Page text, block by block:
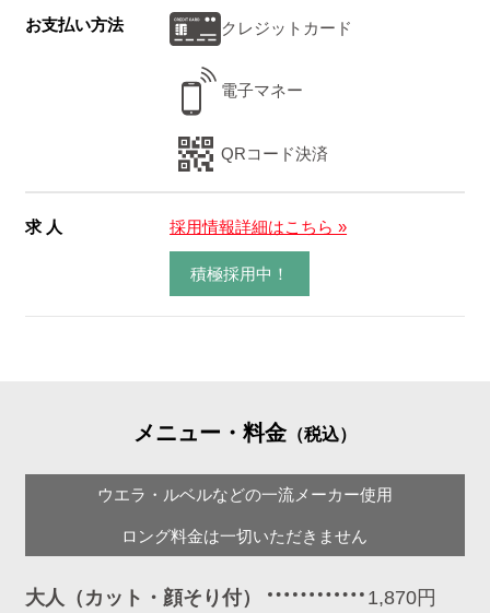
お支払い方法 クレジットカード
電子マネー
QRコード決済
求 人 採用情報詳細はこちら »
積極採用中！
メニュー・料金（税込）
ウエラ・ルベルなどの一流メーカー使用
ロング料金は一切いただきません
大人（カット・顔そり付）
1,870円